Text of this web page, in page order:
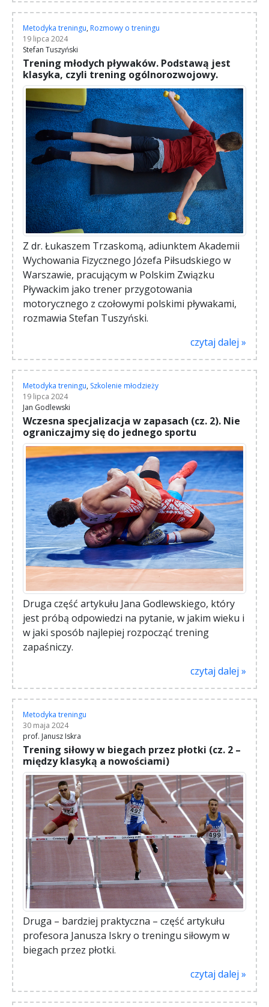
Metodyka treningu, Rozmowy o treningu
19 lipca 2024
Stefan Tuszyński
Trening młodych pływaków. Podstawą jest
klasyka, czyli trening ogólnorozwojowy.
Z dr. Łukaszem Trzaskomą, adiunktem Akademii
Wychowania Fizycznego Józefa Piłsudskiego w
Warszawie, pracującym w Polskim Związku
Pływackim jako trener przygotowania
motorycznego z czołowymi polskimi pływakami,
rozmawia Stefan Tuszyński.
czytaj dalej »
Metodyka treningu, Szkolenie młodzieży
19 lipca 2024
Jan Godlewski
Wczesna specjalizacja w zapasach (cz. 2). Nie
ograniczajmy się do jednego sportu
Druga część artykułu Jana Godlewskiego, który
jest próbą odpowiedzi na pytanie, w jakim wieku i
w jaki sposób najlepiej rozpocząć trening
zapaśniczy.
czytaj dalej »
Metodyka treningu
30 maja 2024
prof. Janusz Iskra
Trening siłowy w biegach przez płotki (cz. 2 –
między klasyką a nowościami)
Druga – bardziej praktyczna – część artykułu
profesora Janusza Iskry o treningu siłowym w
biegach przez płotki.
czytaj dalej »